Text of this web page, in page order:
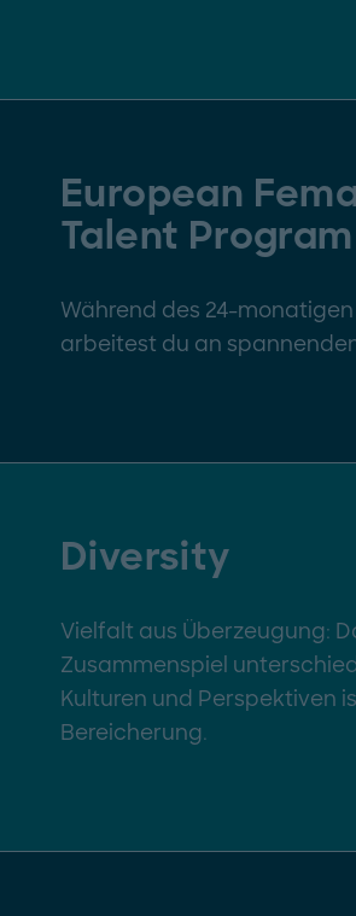
European
Talent Program
Während des 24-
arbeitest du an
Diversity
Vielfalt aus Überzeugung:
Zusammenspiel
Kulturen und Perspektiven
Bereicherung.